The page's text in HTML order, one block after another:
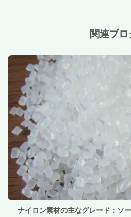
関連ブロ
ナイロン素材の主なグレード：
ト">
ナイロン素材の主なグレード：ソ